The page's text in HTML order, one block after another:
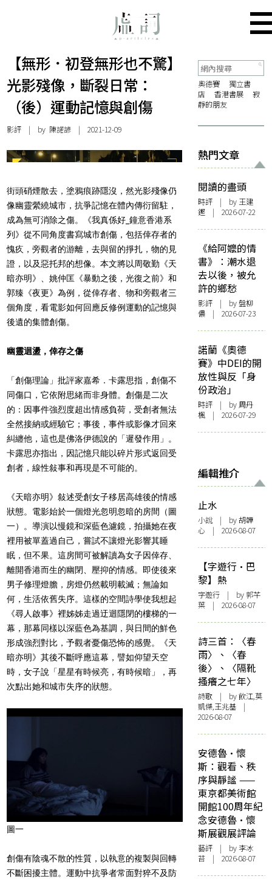
【無形．初登無形也不驚】
光影殘像，斷裂日常：
（後）運動記憶與創傷
影評 | by 陳諾諺 | 2021-12-09
街頭硝煙散去，塗鴉痕跡隱沒，然光影殘像仍
像幽靈縈繞城市，抗爭記憶在體內傳衍留駐，
成為無可消除之傷。《我真係好_鐘意香港系
列》從不同角度書寫城市創傷，包括倖存者的
愧疚，旁觀者的游離，去與留的掙扎，物的見
證，以及惡托邦的想像。本文將以周敬勤《天
暗亦明》、姚仲匡《暴動之後，光復之前》和
郭臻《夜更》為例，從倖存者、物和旁觀者三
個角度，看電影如何回應反修例運動的記憶與
後遺的集體創傷。
幽靈迴盪，倖存之傷
「創傷理論」批評家嘉希．卡露思指，創傷不
同傷口，它依附思緒而非身體。創傷是二次
的：因事件強烈度超出情感負荷，受創者無法
全然接納或經驗它；事後，事件或影像才回來
糾纏他，這也是佛洛伊德說的「遲發作用」。
卡露思亦指出，因記憶只能以碎片形式返回受
創者，線性敍事和再現是不可能的。
《天暗亦明》敍述受創女子移居高雄後的情感
狀態。電影始於一個燈光忽明忽暗的房間
（圖
一）
。導演以慢鏡和深藍色濾鏡，拍攝她在夜
裡用被單蓋過自己，嘗試不讓燈光影響其睡
眠，但不果。這房間可被解讀為女子因倖存、
離開香港而生的幽閉、壓抑的情感。即使後來
男子修理燈膽，房燈仍然載明載滅；無論如
何，生活依舊失序。這樣的空間詩學使我想起
《尋人啟事》裡姊姊走過迂迴隱閉的樓梯的一
幕，那幕同樣以深藍色為基調，與日間的鮮色
形成強烈對比，予觀者憂傷恐怖的感覺。《天
暗亦明》其後不斷呼應這幕，譬如仰望天空
時，女子說「星星有時候亮，有時候暗」，再
次點出她和城市失序的狀態。
圖一
創傷有陰魂不散的性質，以執意的複製與回轉
不斷困擾主體。運動中抗爭者常面對猝不及防
奧德賽
獨立書
店
香港書展
寂
靜的朋友
熱門文章
閱讀的盡頭
時評 | by 王建
鏗 | 2026-07-22
《給阿嬤的情
書》：潮水退
去以後，被允
許的鄉愁
影評 | by 盤柳
儂 | 2026-07-23
諾蘭《奧德
賽》中DEI的開
放性與反「身
份政治」
時評 | by周丹
楓 | 2026-07-29
編輯推介
止水
小說 | by 胡韡
心 | 2026-08-07
【字遊行·巴
黎】熱
字遊行 | by 郭芊
葉 | 2026-08-07
詩三首：〈春
雨〉、〈春
後〉、〈隔靴
搔癢之七年〉
詩歌 | by 飲江,莫
凱傑,王兆基 |
2026-08-07
安德魯·懷
斯：觀看、秩
序與靜謐 ——
東京都美術館
開館100周年紀
念安德魯·懷
斯展觀展評論
藝評 | by 李冰
苔 | 2026-08-07